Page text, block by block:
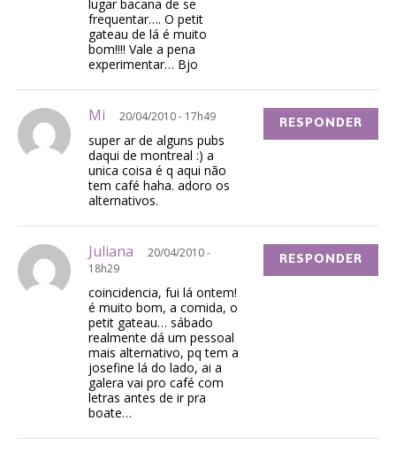
lugar bacana de se
frequentar…. O petit
gateau de lá é muito
bom!!!! Vale a pena
experimentar… Bjo
Mi 20/04/2010 - 17h49
super ar de alguns pubs
daqui de montreal :) a
unica coisa é q aqui não
tem café haha. adoro os
alternativos.
RESPONDER
Juliana
20/04/2010 -
18h29
coincidencia, fui lá ontem!
é muito bom, a comida, o
petit gateau… sábado
realmente dá um pessoal
mais alternativo, pq tem a
josefine lá do lado, ai a
galera vai pro café com
letras antes de ir pra
boate…
RESPONDER